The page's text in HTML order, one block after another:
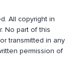
All copyright in
No part of this
transmitted in any
permission of